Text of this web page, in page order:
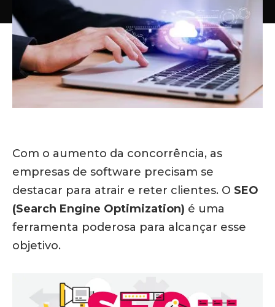
Com o aumento da concorrência, as
empresas de software precisam se
destacar para atrair e reter clientes. O SEO
(Search Engine Optimization) é uma
ferramenta poderosa para alcançar esse
objetivo.